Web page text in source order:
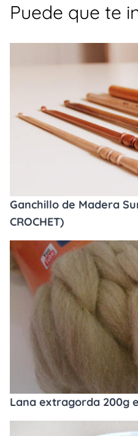
Puede que te
Ganchillo de Madera
CROCHET)
Lana extragorda 200g